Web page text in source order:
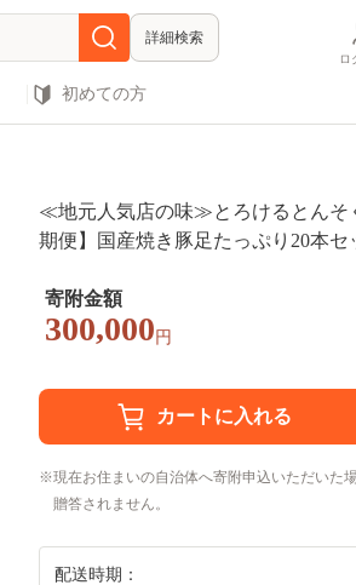
詳細検索
ロ
初めての方
≪地元人気店の味≫とろけるとんそ
期便】国産焼き豚足たっぷり20本セ
寄附金額
300,000 円
現在お住まいの自治体へ寄附申込いただいた
贈答されません。
配送時期：